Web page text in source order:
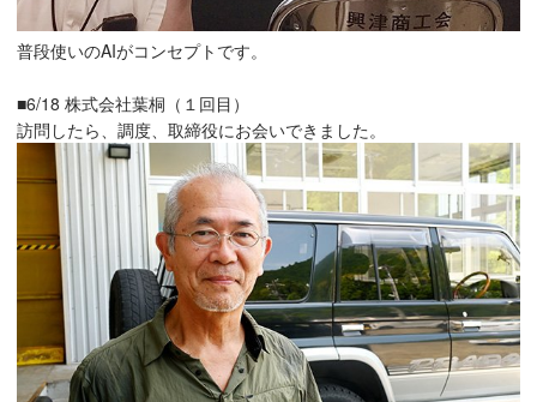
普段使いのAIがコンセプトです。
■6/18 株式会社葉桐（１回目）
訪問したら、調度、取締役にお会いできました。